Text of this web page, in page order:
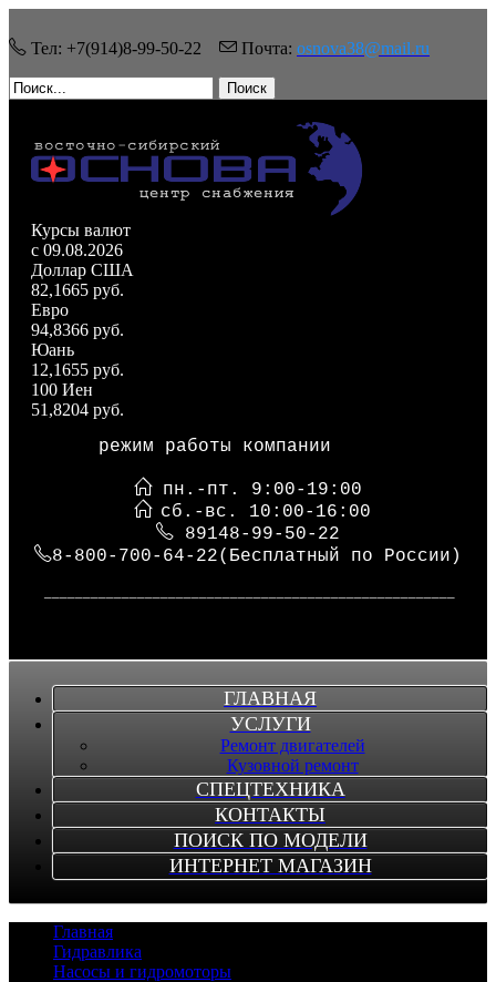
Тел: +7(914)8-99-50-22 Почта: osnova38@mail.ru
Поиск
Курсы валют
c 09.08.2026
Доллар США
82,1665 руб.
Евро
94,8366 руб.
Юань
12,1655 руб.
100 Иен
51,8204 руб.
режим работы компании
пн.-пт. 9:00-19:00
сб.-вс. 10:00-16:00
89148-99-50-22
8-800-700-64-22(Бесплатный по России)
ГЛАВНАЯ
УСЛУГИ
Ремонт двигателей
Кузовной ремонт
СПЕЦТЕХНИКА
КОНТАКТЫ
ПОИСК ПО МОДЕЛИ
ИНТЕРНЕТ МАГАЗИН
Главная
Гидравлика
Насосы и гидромоторы